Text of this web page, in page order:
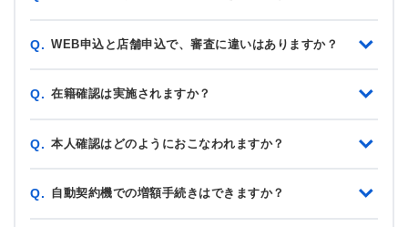
Q. WEB申込と店舗申込で、審査に違いはありますか？
Q. 在籍確認は実施されますか？
Q. 本人確認はどのようにおこなわれますか？
Q. 自動契約機での増額手続きはできますか？